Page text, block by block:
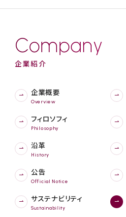
Company
企業紹介
企業概要
Overview
フィロソフィ
Philosophy
沿革
History
公告
Official Notice
サステナビリティ
Sustainability